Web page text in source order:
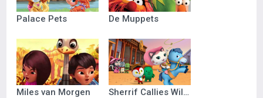
Palace Pets De Muppets
Miles van Morgen Sherrif Callies Wilde Westen